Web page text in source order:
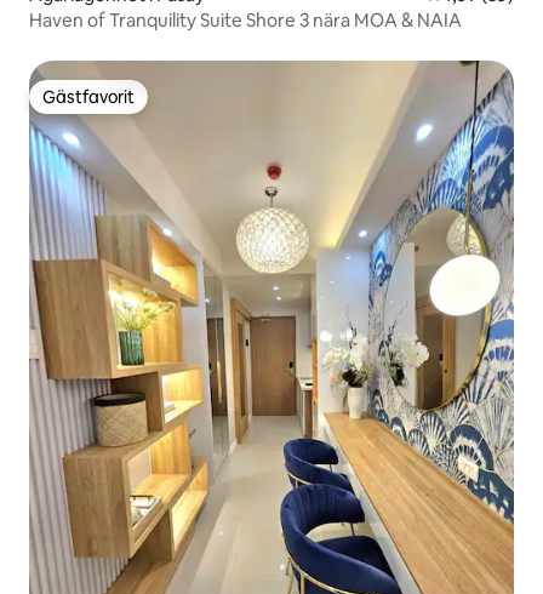
Haven of Tranquility Suite Shore 3 nära MOA & NAIA
Gästfavorit
Gästfavorit